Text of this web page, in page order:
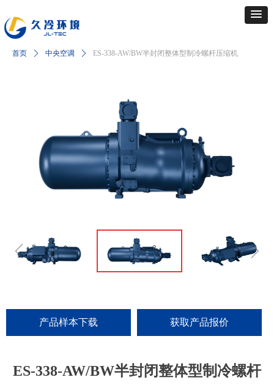
首页 ꄲ 中央空调 ꄲ ES-338-AW/BW半封闭整体型制冷螺杆压缩机
ꁆ ꁇ
ES-338-AW/BW半封闭整体型制冷螺杆
产品样本下载 获取产品报价